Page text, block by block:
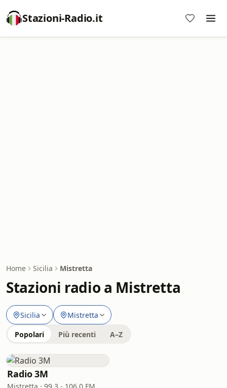
Stazioni-Radio.it
Home Sicilia Mistretta
Stazioni radio a Mistretta
Sicilia Mistretta
Popolari Più recenti A–Z
Radio 3M